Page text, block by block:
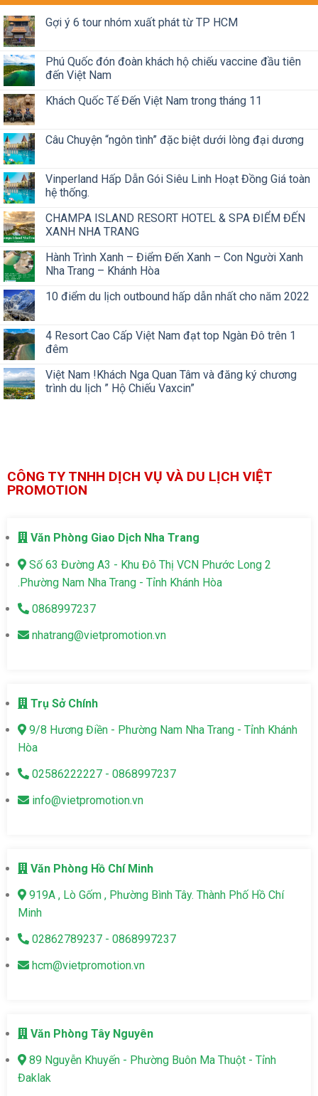
Gợi ý 6 tour nhóm xuất phát từ TP HCM
Phú Quốc đón đoàn khách hộ chiếu vaccine đầu tiên
đến Việt Nam
Khách Quốc Tế Đến Việt Nam trong tháng 11
Câu Chuyện “ngôn tình” đặc biệt dưới lòng đại dương
Vinperland Hấp Dẫn Gói Siêu Linh Hoạt Đồng Giá toàn
hệ thống.
CHAMPA ISLAND RESORT HOTEL & SPA ĐIỂM ĐẾN
XANH NHA TRANG
Hành Trình Xanh – Điểm Đến Xanh – Con Người Xanh
Nha Trang – Khánh Hòa
10 điểm du lịch outbound hấp dẫn nhất cho năm 2022
4 Resort Cao Cấp Việt Nam đạt top Ngàn Đô trên 1
đêm
Việt Nam !Khách Nga Quan Tâm và đăng ký chương
trình du lịch ” Hộ Chiếu Vaxcin”
CÔNG TY TNHH DỊCH VỤ VÀ DU LỊCH VIỆT
PROMOTION
Văn Phòng Giao Dịch Nha Trang
Số 63 Đường A3 - Khu Đô Thị VCN Phước Long 2
.Phường Nam Nha Trang - Tỉnh Khánh Hòa
0868997237
nhatrang@vietpromotion.vn
Trụ Sở Chính
9/8 Hương Điền - Phường Nam Nha Trang - Tỉnh Khánh
Hòa
02586222227 - 0868997237
info@vietpromotion.vn
Văn Phòng Hồ Chí Minh
919A , Lò Gốm , Phường Bình Tây. Thành Phố Hồ Chí
Minh
02862789237 - 0868997237
hcm@vietpromotion.vn
Văn Phòng Tây Nguyên
89 Nguyễn Khuyến - Phường Buôn Ma Thuột - Tỉnh
Đaklak